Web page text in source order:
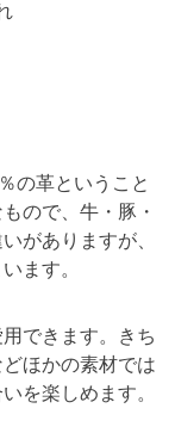
の革ということ
ので、牛・豚・
がありますが、
ます。
できます。きち
ほかの素材では
を楽しめます。